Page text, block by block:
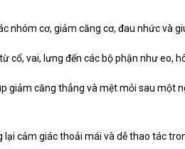
nhóm cơ, giảm căng cơ, đau nhức và
cổ, vai, lưng đến các bộ phận như eo,
giảm căng thẳng và mệt mỏi sau một
cảm giác thoải mái và dễ thao tác